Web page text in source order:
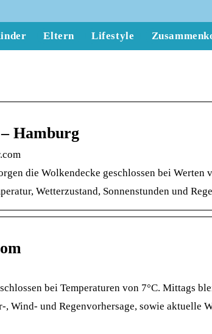
Eltern Lifestyle
Hamburg
die Wolkendecke geschlossen bei
Wetterzustand, Sonnenstunden und
bei Temperaturen von 7°C. Mittags
, Wind- und Regenvorhersage, sowie aktuelle